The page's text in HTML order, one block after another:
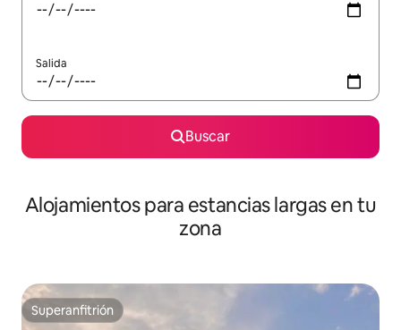
Salida
Buscar
Alojamientos para estancias largas en tu
zona
Superanfitrión
Superanfitrión